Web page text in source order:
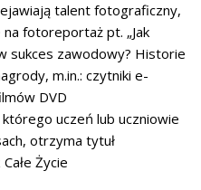
talent fotograficzny,
fotoreportaż pt. „Jak
sukces zawodowy? Historie
m.in.: czytniki e-
DVD
uczeń lub uczniowie
otrzyma tytuł
Życie